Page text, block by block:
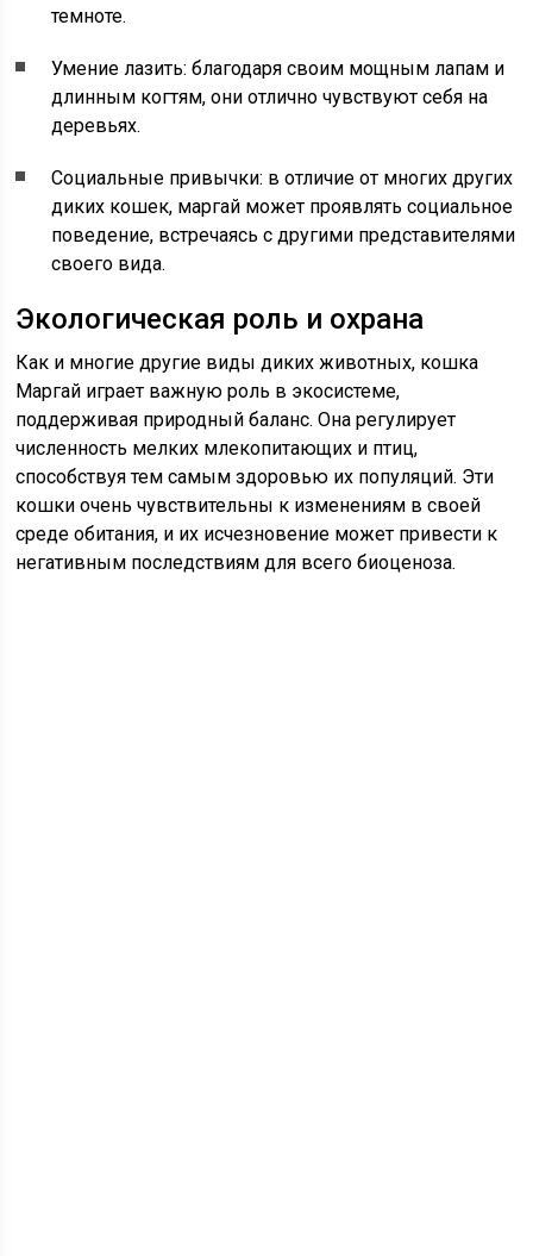
темноте.
Умение лазить: благодаря своим мощным лапам и
длинным когтям, они отлично чувствуют себя на
деревьях.
Социальные привычки: в отличие от многих других
диких кошек, маргай может проявлять социальное
поведение, встречаясь с другими представителями
своего вида.
Экологическая роль и охрана
Как и многие другие виды диких животных, кошка
Маргай играет важную роль в экосистеме,
поддерживая природный баланс. Она регулирует
численность мелких млекопитающих и птиц,
способствуя тем самым здоровью их популяций. Эти
кошки очень чувствительны к изменениям в своей
среде обитания, и их исчезновение может привести к
негативным последствиям для всего биоценоза.